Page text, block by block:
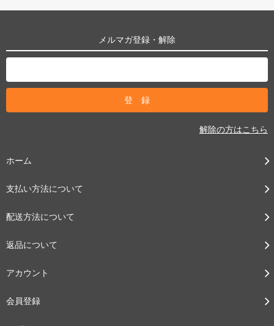
メルマガ登録・解除
解除の方はこちら
ホーム
支払い方法について
配送方法について
返品について
アカウント
会員登録